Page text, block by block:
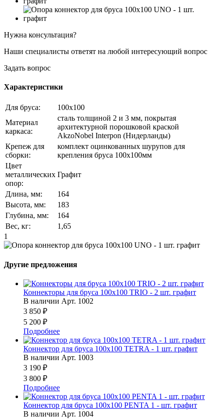
Нужна консультация?
Наши специалисты ответят на любой интересующий вопрос
Задать вопрос
Характеристики
Для бруса:
100х100
Материал
каркаса:
сталь толщиной 2 и 3 мм, покрытая
архитектурной порошковой краской
AkzoNobel Interpon (Нидерланды)
Крепеж для
сборки:
комплект оцинкованных шурупов для
крепления бруса 100x100мм
Цвет
металлических
опор:
Графит
Длина, мм:
164
Высота, мм:
183
Глубина, мм:
164
Вес, кг:
1,65
1
Другие предложения
Коннекторы для бруса 100x100 TRIO - 2 шт. графит
В наличии Арт. 1002
3 850 ₽
5 200 ₽
Подробнее
Коннектор для бруса 100x100 TETRA - 1 шт. графит
В наличии Арт. 1003
3 190 ₽
3 800 ₽
Подробнее
Коннектор для бруса 100x100 PENTA 1 - шт. графит
В наличии Арт. 1004